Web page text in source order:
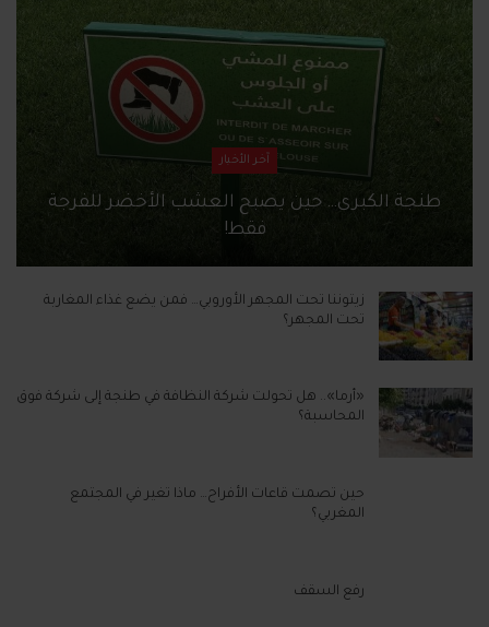
آخر الأخبار
طنجة الكبرى… حين يصبح العشب الأخضر للفرجة
فقط!
زيتوننا تحت المجهر الأوروبي… فمن يضع غذاء المغاربة
تحت المجهر؟
«أرما».. هل تحولت شركة النظافة في طنجة إلى شركة فوق
المحاسبة؟
حين تصمت قاعات الأفراح… ماذا تغير في المجتمع
المغربي؟
رفع السقف